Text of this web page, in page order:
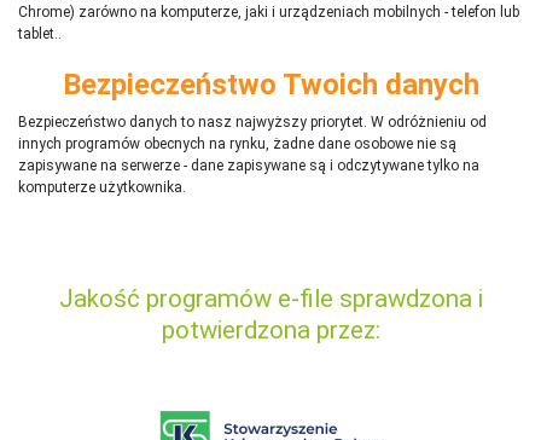
Chrome) zarówno na komputerze, jaki i urządzeniach mobilnych - telefon lub
tablet..
Bezpieczeństwo Twoich danych
Bezpieczeństwo danych to nasz najwyższy priorytet. W odróżnieniu od
innych programów obecnych na rynku, żadne dane osobowe nie są
zapisywane na serwerze - dane zapisywane są i odczytywane tylko na
komputerze użytkownika.
Jakość programów e-file sprawdzona i
potwierdzona przez: